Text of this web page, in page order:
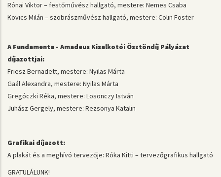
Rónai Viktor – festőművész hallgató, mestere: Nemes Csaba
Kövics Milán – szobrászművész hallgató, mestere: Colin Foster
A Fundamenta - Amadeus Kisalkotói Ösztöndíj Pályázat
díjazottjai:
Friesz Bernadett, mestere: Nyilas Márta
Gaál Alexandra, mestere: Nyilas Márta
Gregóczki Réka, mestere: Losonczy István
Juhász Gergely, mestere: Rezsonya Katalin
Grafikai díjazott:
A plakát és a meghívó tervezője: Róka Kitti – tervezőgrafikus hallgató
GRATULÁLUNK!